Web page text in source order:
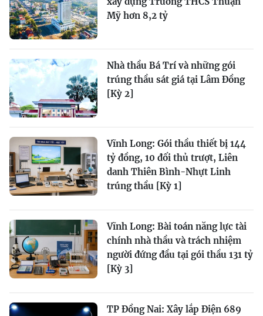
Mỹ hơn 8,2 tỷ
Nhà thầu Bá Trí và những gói
trúng thầu sát giá tại Lâm Đồng
[Kỳ 2]
Vĩnh Long: Gói thầu thiết bị 144
tỷ đồng, 10 đối thủ trượt, Liên
danh Thiên Bình-Nhựt Linh
trúng thầu [Kỳ 1]
Vĩnh Long: Bài toán năng lực tài
chính nhà thầu và trách nhiệm
người đứng đầu tại gói thầu 131 tỷ
[Kỳ 3]
TP Đồng Nai: Xây lắp Điện 689